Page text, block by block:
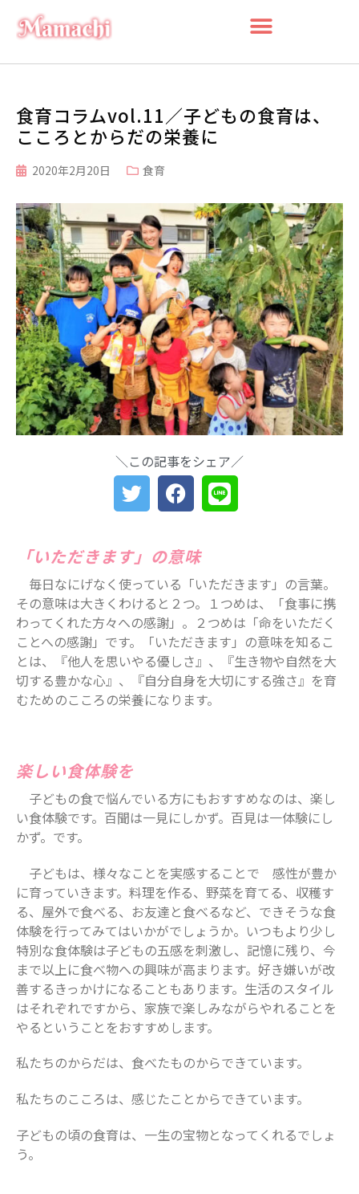
検
索
最近の投稿
船橋・前原に一時預かり保育施設
「prayers（プレイヤーズ）」オープ
ン♪ママ・パパの心にゆとりを届ける
新スポット
ららぽーとTOKYO-BAY 北館リニュー
アル ますます子連れにやさしい場所
に
災害時に“わが子を守る準備”を。海神
防災セミナー開催
【船橋の注目ママ】競技歴わずか1年
で優勝を果たしたママリフター きっ
かけは産後ダイエット
てと仕事の両立」の実現を目指す米粉
ナチュリ）
最近のコメント
表示できるコメントはありません。
アーカイブ
2025年4月
2025年1月
2024年12月
2024年10月
2024年8月
2024年7月
2024年6月
2024年5月
2024年3月
2024年2月
2023年12月
食育コラムvol.11／子どもの食育は、
こころとからだの栄養に
2020年2月20日 食育
＼この記事をシェア／
「いただきます」の意味
毎日なにげなく使っている「いただきます」の言葉。
その意味は大きくわけると２つ。１つめは、「食事に携
わってくれた方々への感謝」。２つめは「命をいただく
ことへの感謝」です。「いただきます」の意味を知るこ
とは、『他人を思いやる優しさ』、『生き物や自然を大
切する豊かな心』、『自分自身を大切にする強さ』を育
むためのこころの栄養になります。
楽しい食体験を
子どもの食で悩んでいる方にもおすすめなのは、楽し
い食体験です。百聞は一見にしかず。百見は一体験にし
かず。です。
子どもは、様々なことを実感することで 感性が豊か
に育っていきます。料理を作る、野菜を育てる、収穫す
る、屋外で食べる、お友達と食べるなど、できそうな食
体験を行ってみてはいかがでしょうか。いつもより少し
特別な食体験は子どもの五感を刺激し、記憶に残り、今
まで以上に食べ物への興味が高まります。好き嫌いが改
善するきっかけになることもあります。生活のスタイル
はそれぞれですから、家族で楽しみながらやれることを
やるということをおすすめします。
私たちのからだは、食べたものからできています。
私たちのこころは、感じたことからできています。
子どもの頃の食育は、一生の宝物となってくれるでしょ
う。